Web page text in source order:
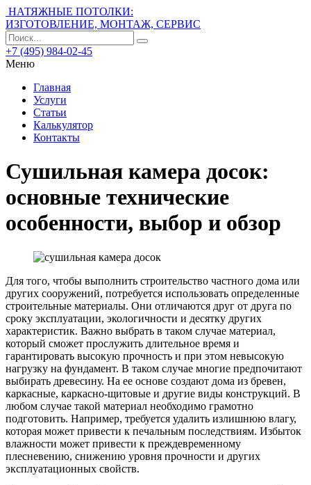
НАТЯЖНЫЕ ПОТОЛКИ:
ИЗГОТОВЛЕНИЕ, МОНТАЖ, СЕРВИС
+7 (495) 984-02-45
Меню
Главная
Услуги
Статьи
Калькулятор
Контакты
Сушильная камера досок:
основные технические
особенности, выбор и обзор
Для того, чтобы выполнить строительство частного дома или
других сооружений, потребуется использовать определенные
строительные материалы. Они отличаются друг от друга по
сроку эксплуатации, экологичности и десятку других
характеристик. Важно выбрать в таком случае материал,
который сможет прослужить длительное время и
гарантировать высокую прочность и при этом невысокую
нагрузку на фундамент. В таком случае многие предпочитают
выбирать древесину. На ее основе создают дома из бревен,
каркасные, каркасно-щитовые и другие виды конструкций. В
любом случае такой материал необходимо грамотно
подготовить. Например, требуется удалить излишнюю влагу,
которая может привести к печальным последствиям. Избыток
влажности может привести к преждевременному
плесневению, снижению уровня прочности и других
эксплуатационных свойств.